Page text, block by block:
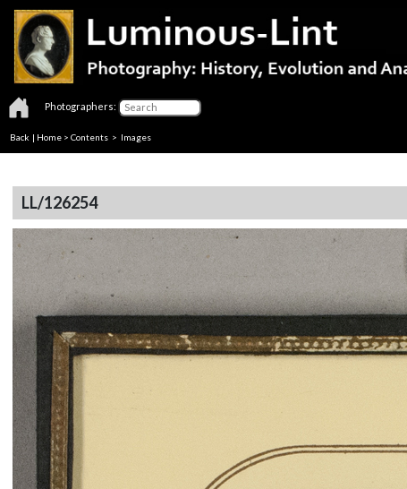
Photographers:
Back | Home > Contents > Images
LL/126254